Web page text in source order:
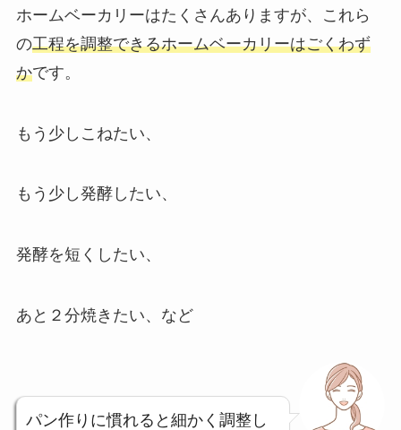
ホームベーカリーはたくさんありますが、これら
の工程を調整できるホームベーカリーはごくわず
かです。
もう少しこねたい、
もう少し発酵したい、
発酵を短くしたい、
あと２分焼きたい、など
パン作りに慣れると細かく調整し